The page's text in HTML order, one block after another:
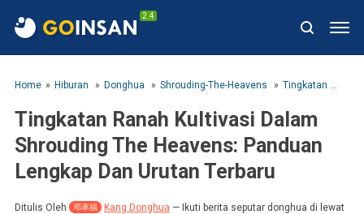
2.4
Home Hiburan Donghua Shrouding-The-Heavens Tingkatan Ranah Kultivasi Dalam Shrouding The Heavens: Panduan Lengkap Dan Urutan Terbaru
Tingkatan Ranah Kultivasi Dalam
Shrouding The Heavens: Panduan
Lengkap Dan Urutan Terbaru
Ditulis Oleh 邓承福 Kang Donghua — Ikuti berita seputar donghua di lewat